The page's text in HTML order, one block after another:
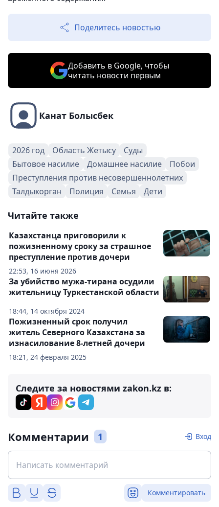
Поделитесь новостью
Добавить в Google, чтобы
читать новости первым
Канат Болысбек
2026 год Область Жетысу
Суды
Бытовое насилие
Домашнее насилие
Побои
Преступления против несовершеннолетних
Талдыкорган
Полиция Семья Дети
Читайте также
22:53, 16 июня 2026
Казахстанца приговорили к
пожизненному сроку за страшное
преступление против дочери
18:44, 14 октября 2024
За убийство мужа-тирана осудили
жительницу Туркестанской области
18:21, 24 февраля 2025
Пожизненный срок получил
житель Северного Казахстана за
изнасилование 8-летней дочери
Следите за новостями zakon.kz в:
Комментарии 1 Вход
Комментировать